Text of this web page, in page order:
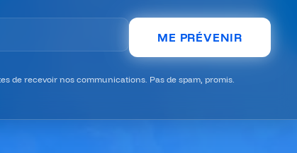
billetterie
ME PRÉVENIR
de recevoir nos communications. Pas de spam, promis.